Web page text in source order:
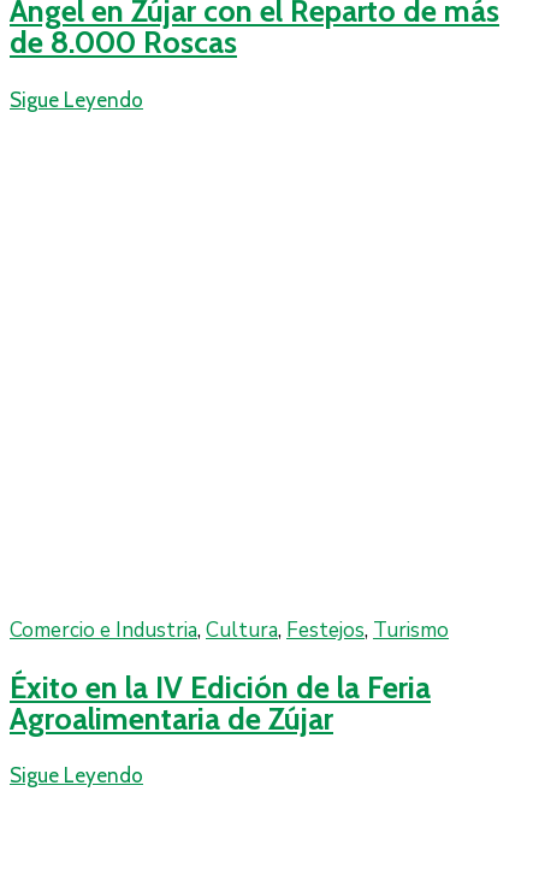
Ángel en Zújar con el Reparto de más
de 8.000 Roscas
Sigue Leyendo
Comercio e Industria‚Cultura‚ Festejos‚ Turismo
Éxito en la IV Edición de la Feria
Agroalimentaria de Zújar
Sigue Leyendo